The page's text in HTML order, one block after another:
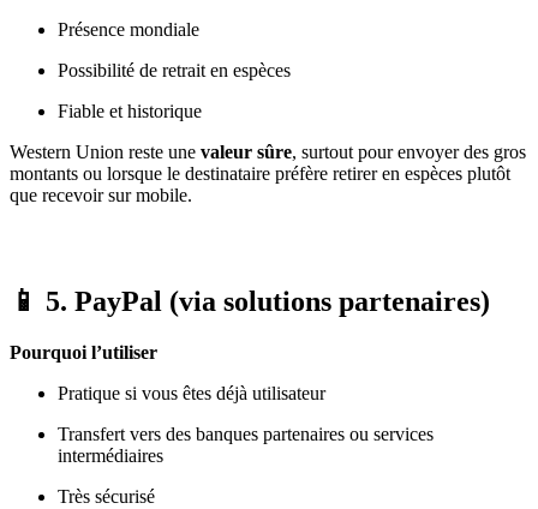
Présence mondiale
Possibilité de retrait en espèces
Fiable et historique
Western Union reste une valeur sûre, surtout pour envoyer des gros
montants ou lorsque le destinataire préfère retirer en espèces plutôt
que recevoir sur mobile.
📱 5. PayPal (via solutions partenaires)
Pourquoi l’utiliser
Pratique si vous êtes déjà utilisateur
Transfert vers des banques partenaires ou services
intermédiaires
Très sécurisé